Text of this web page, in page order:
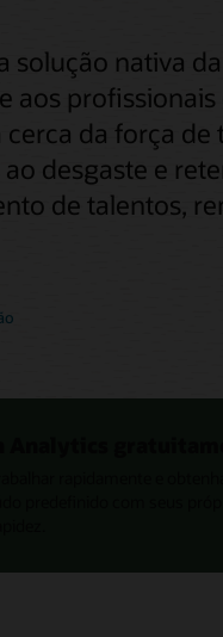
solução nativa
aos profissionais
da força de
desgaste e
de talentos,